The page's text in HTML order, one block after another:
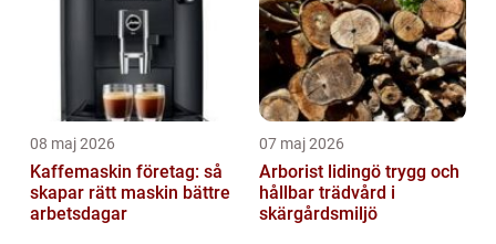
08 maj 2026
Kaffemaskin företag: så
skapar rätt maskin bättre
arbetsdagar
07 maj 2026
Arborist lidingö trygg och
hållbar trädvård i
skärgårdsmiljö